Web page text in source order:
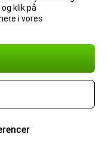
klik på
i vores